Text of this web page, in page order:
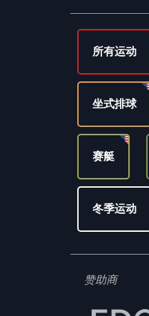
所有运动
坐式排球
赛艇
冬季运动
赞助商